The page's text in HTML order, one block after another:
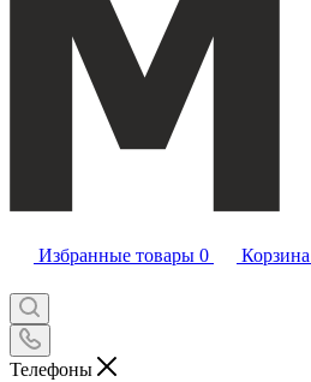
Избранные товары 0 Корзина
Телефоны